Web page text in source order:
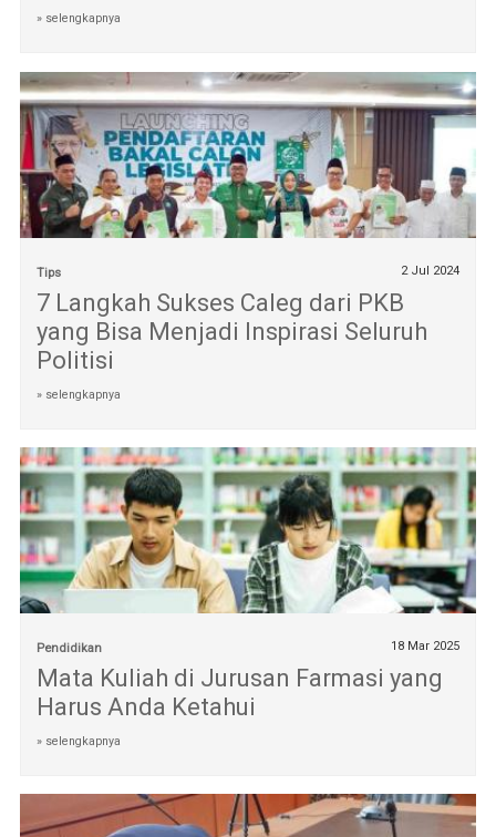
» selengkapnya
Tips 2 Jul 2024
7 Langkah Sukses Caleg dari PKB
yang Bisa Menjadi Inspirasi Seluruh
Politisi
» selengkapnya
Pendidikan 18 Mar 2025
Mata Kuliah di Jurusan Farmasi yang
Harus Anda Ketahui
» selengkapnya